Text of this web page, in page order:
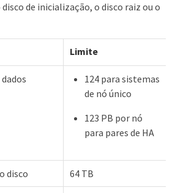
de inicialização, o disco raiz ou o
Limite
124 para sistemas
de nó único
123 PB por nó
para pares de HA
disco 64 TB